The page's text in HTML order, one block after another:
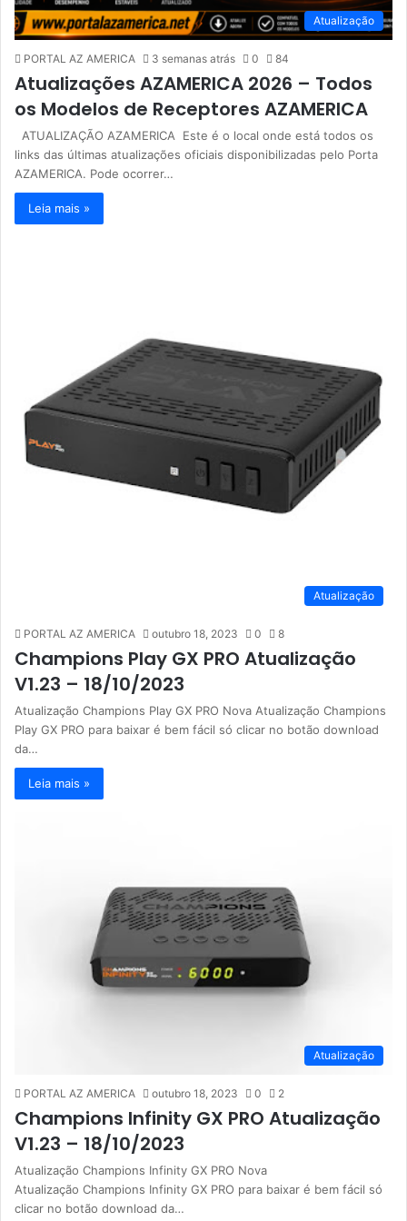
Atualização
PORTAL AZ AMERICA 3 semanas atrás 0 84
Atualizações AZAMERICA 2026 – Todos
os Modelos de Receptores AZAMERICA
ATUALIZAÇÃO AZAMERICA Este é o local onde está todos os
links das últimas atualizações oficiais disponibilizadas pelo Porta
AZAMERICA. Pode ocorrer…
Leia mais »
Atualização
PORTAL AZ AMERICA outubro 18, 2023 0 8
Champions Play GX PRO Atualização
V1.23 – 18/10/2023
Atualização Champions Play GX PRO Nova Atualização Champions
Play GX PRO para baixar é bem fácil só clicar no botão download
da…
Leia mais »
Atualização
PORTAL AZ AMERICA outubro 18, 2023 0 2
Champions Infinity GX PRO Atualização
V1.23 – 18/10/2023
Atualização Champions Infinity GX PRO Nova
Atualização Champions Infinity GX PRO para baixar é bem fácil só
clicar no botão download da…